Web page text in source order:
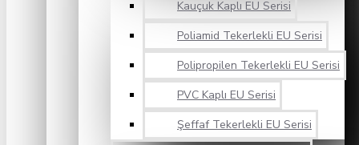
Kauçuk Kaplı EU Serisi
Poliamid Tekerlekli EU Serisi
Polipropilen Tekerlekli EU Serisi
PVC Kaplı EU Serisi
Şeffaf Tekerlekli EU Serisi